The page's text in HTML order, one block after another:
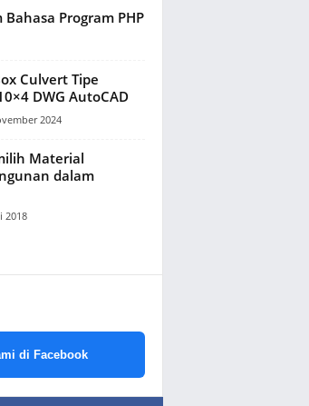
Program PHP
Culvert Tipe
DWG AutoCAD
2024
Material
dalam
2018
di Facebook